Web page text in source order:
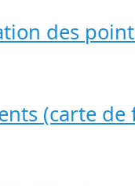
des
(carte